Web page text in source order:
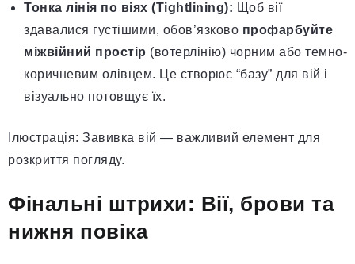
Тонка лінія по віях (Tightlining): Щоб вії
здавалися густішими, обов’язково профарбуйте
міжвійний простір (вотерлінію) чорним або темно-
коричневим олівцем. Це створює “базу” для вій і
візуально потовщує їх.
Ілюстрація: Завивка вій — важливий елемент для
розкриття погляду.
Фінальні штрихи: Вії, брови та
нижня повіка